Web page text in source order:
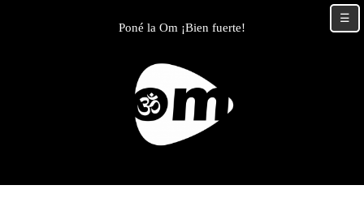
Poné la Om ¡Bien fuerte!
☰